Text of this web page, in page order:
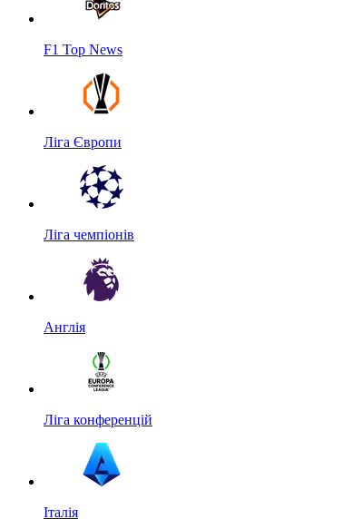
F1 Top News
Ліга Європи
Ліга чемпіонів
Англія
Ліга конференцій
Італія